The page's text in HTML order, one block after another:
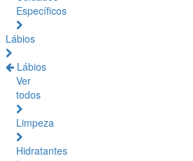
Específicos
Lábios
Lábios
Ver
todos
Limpeza
Hidratantes